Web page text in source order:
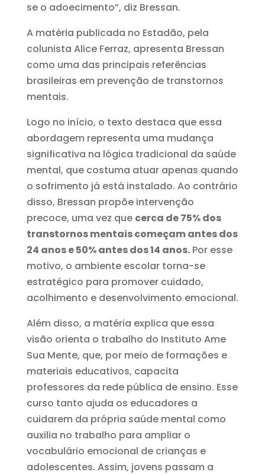
se o adoecimento”, diz Bressan.
A matéria publicada no Estadão, pela
colunista Alice Ferraz, apresenta Bressan
como uma das principais referências
brasileiras em prevenção de transtornos
mentais.
Logo no início, o texto destaca que essa
abordagem representa uma mudança
significativa na lógica tradicional da saúde
mental, que costuma atuar apenas quando
o sofrimento já está instalado. Ao contrário
disso, Bressan propõe intervenção
precoce, uma vez que cerca de 75% dos
transtornos mentais começam antes dos
24 anos e 50% antes dos 14 anos.Por esse
motivo, o ambiente escolar torna-se
estratégico para promover cuidado,
acolhimento e desenvolvimento emocional.
Além disso, a matéria explica que essa
visão orienta o trabalho do Instituto Ame
Sua Mente, que, por meio de formações e
materiais educativos, capacita
professores da rede pública de ensino. Esse
curso tanto ajuda os educadores a
cuidarem da própria saúde mental como
auxilia no trabalho para ampliar o
vocabulário emocional de crianças e
adolescentes. Assim, jovens passam a